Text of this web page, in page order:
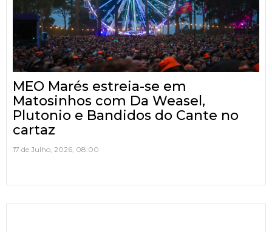
MEO Marés estreia-se em
Matosinhos com Da Weasel,
Plutonio e Bandidos do Cante no
cartaz
17 de Julho, 2026, 08:00